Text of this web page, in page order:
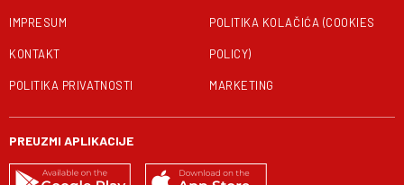
IMPRESUM
KONTAKT
POLITIKA PRIVATNOSTI
POLITIKA KOLAČIĆA (COOKIES
POLICY)
MARKETING
PREUZMI APLIKACIJE